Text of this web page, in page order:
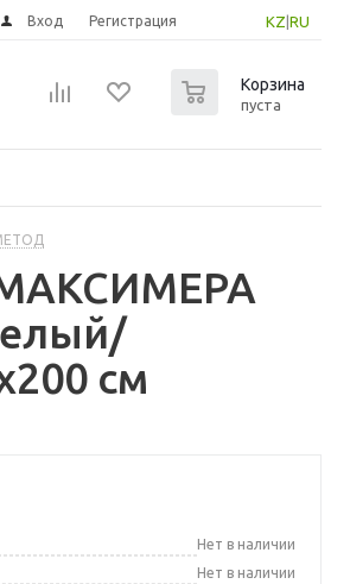
KZ RU
Вход Регистрация
Корзина
пуста
МАКСИМЕРА
см
Нет в наличии
Нет в наличии